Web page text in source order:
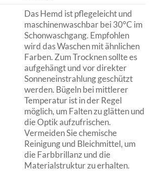
Das Hemd ist pflegeleicht und
maschinenwaschbar bei 30°C im
Schonwaschgang. Empfohlen
wird das Waschen mit ähnlichen
Farben. Zum Trocknen sollte es
aufgehängt und vor direkter
Sonneneinstrahlung geschützt
werden. Bügeln bei mittlerer
Temperatur ist in der Regel
möglich, um Falten zu glätten und
die Optik aufzufrischen.
Vermeiden Sie chemische
Reinigung und Bleichmittel, um
die Farbbrillanz und die
Materialstruktur zu erhalten.